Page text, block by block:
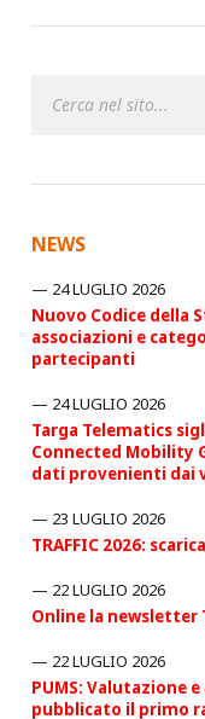
NEWS
24 LUGLIO 2026
Nuovo Codice della
associazioni e
partecipanti
24 LUGLIO 2026
Targa Telematics
Connected Mobility
dati provenienti dai
23 LUGLIO 2026
TRAFFIC 2026:
22 LUGLIO 2026
Online la
22 LUGLIO 2026
PUMS: Valutazione
pubblicato il primo